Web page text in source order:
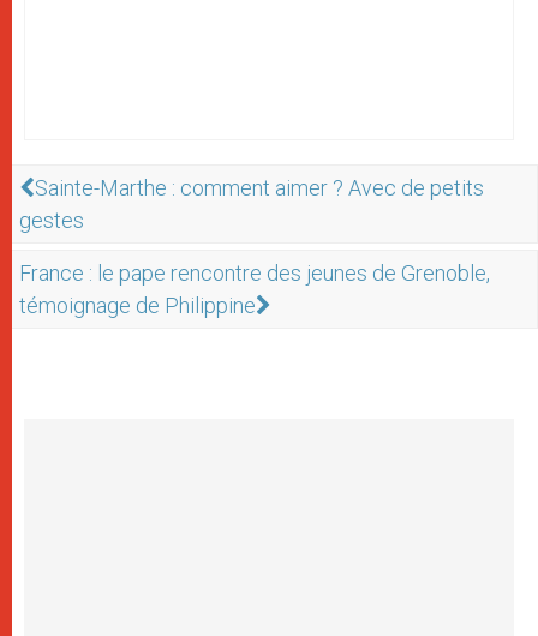
Sainte-Marthe : comment aimer ? Avec de petits
gestes
France : le pape rencontre des jeunes de Grenoble,
témoignage de Philippine